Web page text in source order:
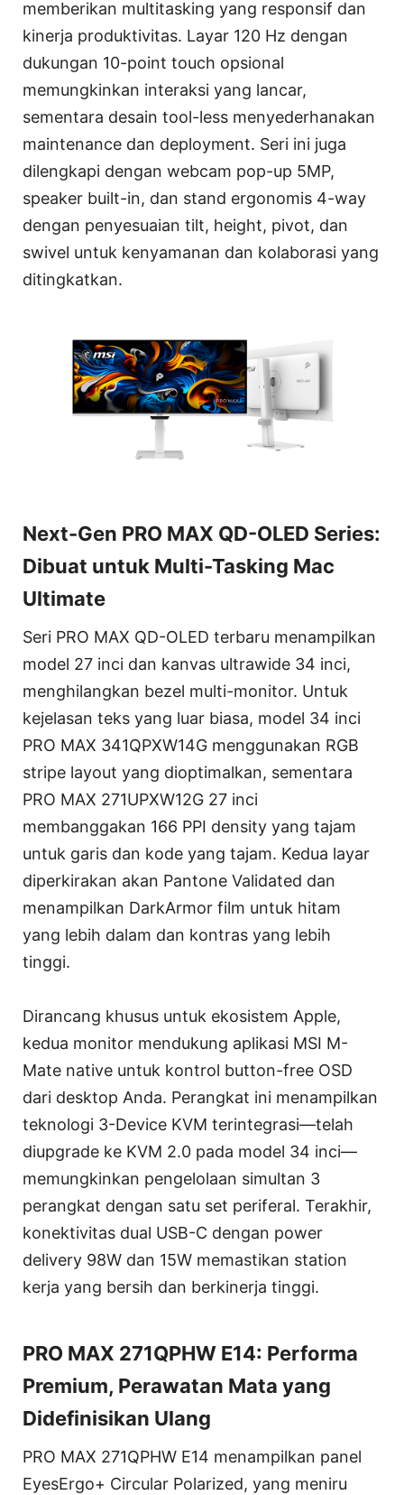
memberikan multitasking yang responsif dan
kinerja produktivitas. Layar 120 Hz dengan
dukungan 10-point touch opsional
memungkinkan interaksi yang lancar,
sementara desain tool-less menyederhanakan
maintenance dan deployment. Seri ini juga
dilengkapi dengan webcam pop-up 5MP,
speaker built-in, dan stand ergonomis 4-way
dengan penyesuaian tilt, height, pivot, dan
swivel untuk kenyamanan dan kolaborasi yang
ditingkatkan.
Next-Gen PRO MAX QD-OLED Series:
Dibuat untuk Multi-Tasking Mac
Ultimate
Seri PRO MAX QD-OLED terbaru menampilkan
model 27 inci dan kanvas ultrawide 34 inci,
menghilangkan bezel multi-monitor. Untuk
kejelasan teks yang luar biasa, model 34 inci
PRO MAX 341QPXW14G menggunakan RGB
stripe layout yang dioptimalkan, sementara
PRO MAX 271UPXW12G 27 inci
membanggakan 166 PPI density yang tajam
untuk garis dan kode yang tajam. Kedua layar
diperkirakan akan Pantone Validated dan
menampilkan DarkArmor film untuk hitam
yang lebih dalam dan kontras yang lebih
tinggi.
Dirancang khusus untuk ekosistem Apple,
kedua monitor mendukung aplikasi MSI M-
Mate native untuk kontrol button-free OSD
dari desktop Anda. Perangkat ini menampilkan
teknologi 3-Device KVM terintegrasi—telah
diupgrade ke KVM 2.0 pada model 34 inci—
memungkinkan pengelolaan simultan 3
perangkat dengan satu set periferal. Terakhir,
konektivitas dual USB-C dengan power
delivery 98W dan 15W memastikan station
kerja yang bersih dan berkinerja tinggi.
PRO MAX 271QPHW E14: Performa
Premium, Perawatan Mata yang
Didefinisikan Ulang
PRO MAX 271QPHW E14 menampilkan panel
EyesErgo+ Circular Polarized, yang meniru